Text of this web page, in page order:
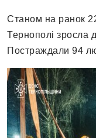
Станом на ранок 22
Тернополі зросла
Постраждали 94